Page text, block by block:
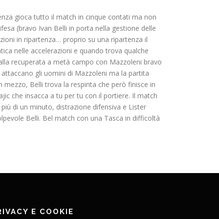
gioca tutto il match in cinque contati ma non
(bravo Ivan Belli in porta nella gestione delle
in ripartenza… proprio su una ripartenza il
nelle accelerazioni e quando trova qualche
recuperata a metà campo con Mazzoleni bravo
gli uomini di Mazzoleni ma la partita
Belli trova la respinta che però finisce in
che insacca a tu per tu con il portiere. Il match
di un minuto, distrazione difensiva e Lister
Belli. Bel match con una Tasca in difficoltà
E COOKIE